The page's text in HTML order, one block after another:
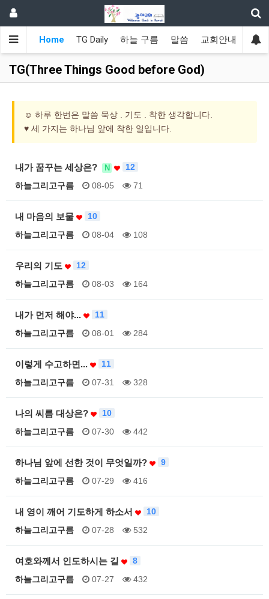
Home TG Daily 하늘 구름 말씀 교회안내 광
TG(Three Things Good before God)
☺ 하루 한번은 말씀 묵상 . 기도 . 착한 생각합니다.
♥ 세 가지는 하나님 앞에 착한 일입니다.
내가 꿈꾸는 세상은? N
12
하늘그리고구름
08-05 71
내 마음의 보물
10
하늘그리고구름
08-04 108
우리의 기도
12
하늘그리고구름
08-03 164
내가 먼저 해야...
11
하늘그리고구름
08-01 284
이렇게 수고하면...
11
하늘그리고구름
07-31 328
나의 씨름 대상은?
10
하늘그리고구름
07-30 442
하나님 앞에 선한 것이 무엇일까?
9
하늘그리고구름
07-29 416
내 영이 깨어 기도하게 하소서
10
하늘그리고구름
07-28 532
여호와께서 인도하시는 길
8
하늘그리고구름
07-27 432